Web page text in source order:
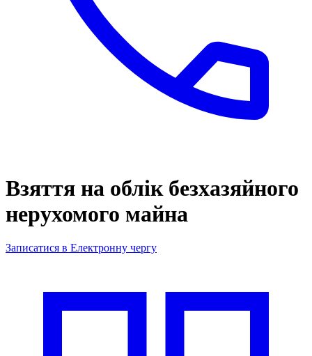
Взяття на облік безхазяйного
нерухомого майна
Записатися в Електронну чергу